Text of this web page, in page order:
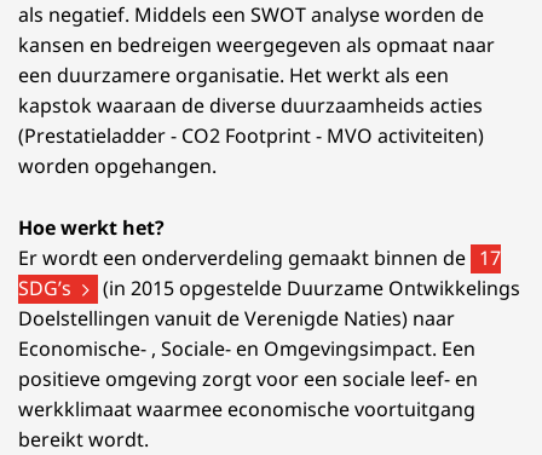
als negatief. Middels een SWOT analyse worden de
kansen en bedreigen weergegeven als opmaat naar
een duurzamere organisatie. Het werkt als een
kapstok waaraan de diverse duurzaamheids acties
(Prestatieladder - CO2 Footprint - MVO activiteiten)
worden opgehangen.
Hoe werkt het?
Er wordt een onderverdeling gemaakt binnen de 17
SDG’s
(in 2015 opgestelde Duurzame Ontwikkelings
Doelstellingen vanuit de Verenigde Naties) naar
Economische- , Sociale- en Omgevingsimpact. Een
positieve omgeving zorgt voor een sociale leef- en
werkklimaat waarmee economische voortuitgang
bereikt wordt.